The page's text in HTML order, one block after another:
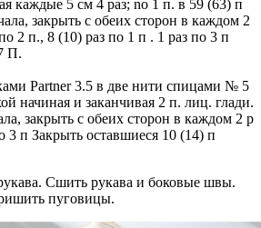
каждые 5 см 4 раз; no 1 п. в 59 (63) п
закрыть с обеих сторон в каждом 2
2 п., 8 (10) раз по 1 п . 1 раз по 3 п
П.
Partner 3.5 в две нити спицами № 5
начиная и заканчивая 2 п. лиц. глади.
закрыть с обеих сторон в каждом 2 р
3 п Закрыть оставшиеся 10 (14) п
Сшить рукава и боковые швы.
пуговицы.